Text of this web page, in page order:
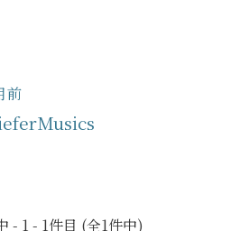
前
- 1 - 1件目 (全1件中)